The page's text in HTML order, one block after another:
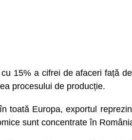
15% a cifrei de afaceri față
procesului de producție.
toată Europa, exportul
sunt concentrate în